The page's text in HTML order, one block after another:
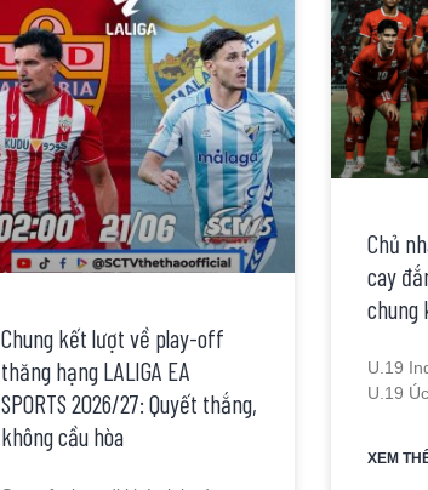
Chung kết lượt về play-off
thăng hạng LALIGA EA
SPORTS 2026/27: Quyết thắng,
không cầu hòa
Chủ
cay
chung
U.19
U.19
XEM